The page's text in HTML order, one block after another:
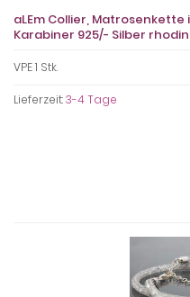
aLEm Collier,
Karabiner 925/- Silber
VPE 1 Stk.
Lieferzeit:3-4 Tage